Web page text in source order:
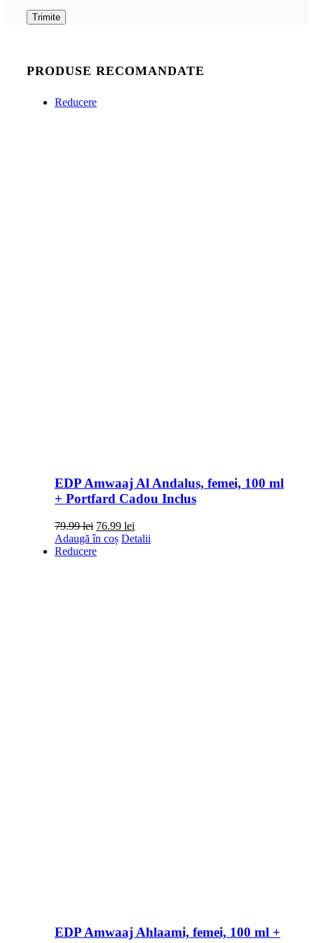
PRODUSE RECOMANDATE
Reducere
EDP Amwaaj Al Andalus, femei, 100 ml
+ Portfard Cadou Inclus
79.99lei Prețul
inițial
a
76.99 leiPrețul
curent
Adaugă în coș Detalii
Reducere
EDP Amwaaj Ahlaami, femei, 100 ml +